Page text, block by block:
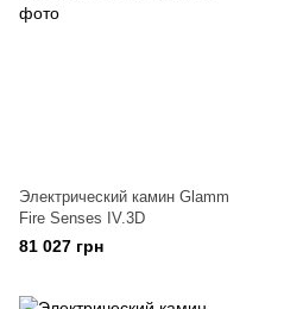
Электрический камин Glamm
Fire Senses IV.3D
81 027 грн